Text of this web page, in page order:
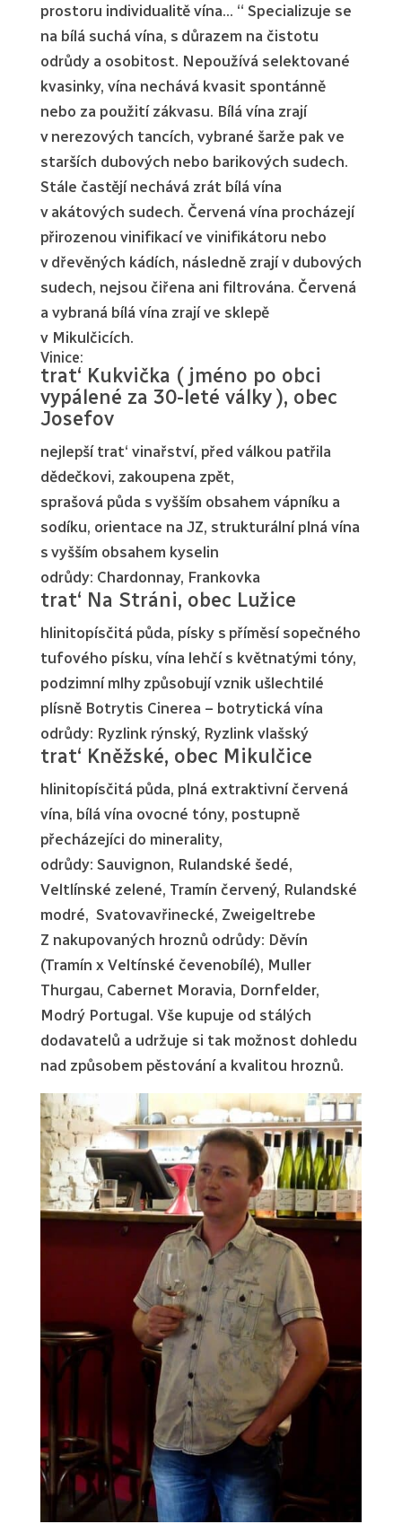
prostoru individualitě vína… “ Specializuje se
na bílá suchá vína, s důrazem na čistotu
odrůdy a osobitost. Nepoužívá selektované
kvasinky, vína nechává kvasit spontánně
nebo za použití zákvasu. Bílá vína zrají
v nerezových tancích, vybrané šarže pak ve
starších dubových nebo barikových sudech.
Stále častějí nechává zrát bílá vína
v akátových sudech. Červená vína procházejí
přirozenou vinifikací ve vinifikátoru nebo
v dřevěných kádích, následně zrají v dubových
sudech, nejsou čiřena ani filtrována. Červená
a vybraná bílá vína zrají ve sklepě
v Mikulčicích.
Vinice:
trat‘ Kukvička ( jméno po obci
vypálené za 30-leté války ), obec
Josefov
nejlepší trat‘ vinařství, před válkou patřila
dědečkovi, zakoupena zpět,
sprašová půda s vyšším obsahem vápníku a
sodíku, orientace na JZ, strukturální plná vína
s vyšším obsahem kyselin
odrůdy: Chardonnay, Frankovka
trat‘ Na Stráni, obec Lužice
hlinitopísčitá půda, písky s příměsí sopečného
tufového písku, vína lehčí s květnatými tóny,
podzimní mlhy způsobují vznik ušlechtilé
plísně Botrytis Cinerea – botrytická vína
odrůdy: Ryzlink rýnský, Ryzlink vlašský
trat‘ Kněžské, obec Mikulčice
hlinitopísčitá půda, plná extraktivní červená
vína, bílá vína ovocné tóny, postupně
přecházejíci do minerality,
odrůdy: Sauvignon, Rulandské šedé,
Veltlínské zelené, Tramín červený, Rulandské
modré, Svatovavřinecké, Zweigeltrebe
Z nakupovaných hroznů odrůdy: Děvín
(Tramín x Veltínské čevenobílé), Muller
Thurgau, Cabernet Moravia, Dornfelder,
Modrý Portugal. Vše kupuje od stálých
dodavatelů a udržuje si tak možnost dohledu
nad způsobem pěstování a kvalitou hroznů.